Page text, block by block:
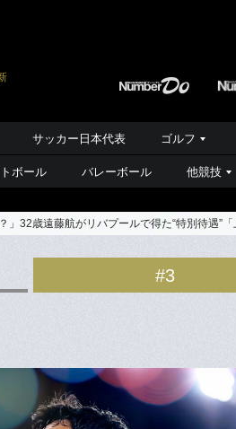
サッカー日本代表 ゴルフ
ボール バレーボール 他競技
」32歳遠藤航がリバプールで得た“特別待遇”
#3